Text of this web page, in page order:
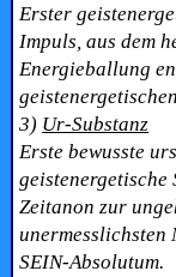
Erster
Impuls, aus dem
Energieballung
3) Ur-Substanz
Erste bewusste
geistenergetische
Zeitanon zur
unermesslichsten
SEIN-Absolutum.